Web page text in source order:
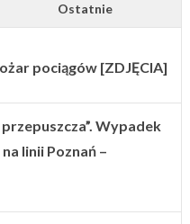
Ostatnie
pociągów [ZDJĘCIA]
Wypadek
linii Poznań –